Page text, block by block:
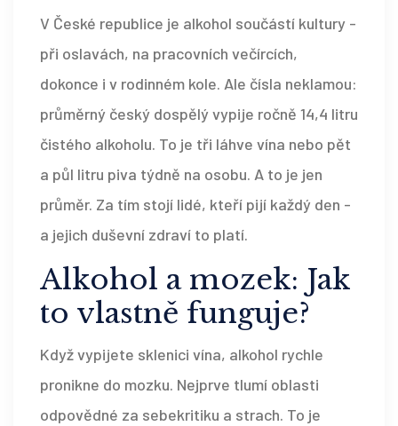
V České republice je alkohol součástí kultury -
při oslavách, na pracovních večírcích,
dokonce i v rodinném kole. Ale čísla neklamou:
průměrný český dospělý vypije ročně 14,4 litru
čistého alkoholu. To je tři láhve vína nebo pět
a půl litru piva týdně na osobu. A to je jen
průměr. Za tím stojí lidé, kteří pijí každý den -
a jejich duševní zdraví to platí.
Alkohol a mozek: Jak
to vlastně funguje?
Když vypijete sklenici vína, alkohol rychle
pronikne do mozku. Nejprve tlumí oblasti
odpovědné za sebekritiku a strach. To je